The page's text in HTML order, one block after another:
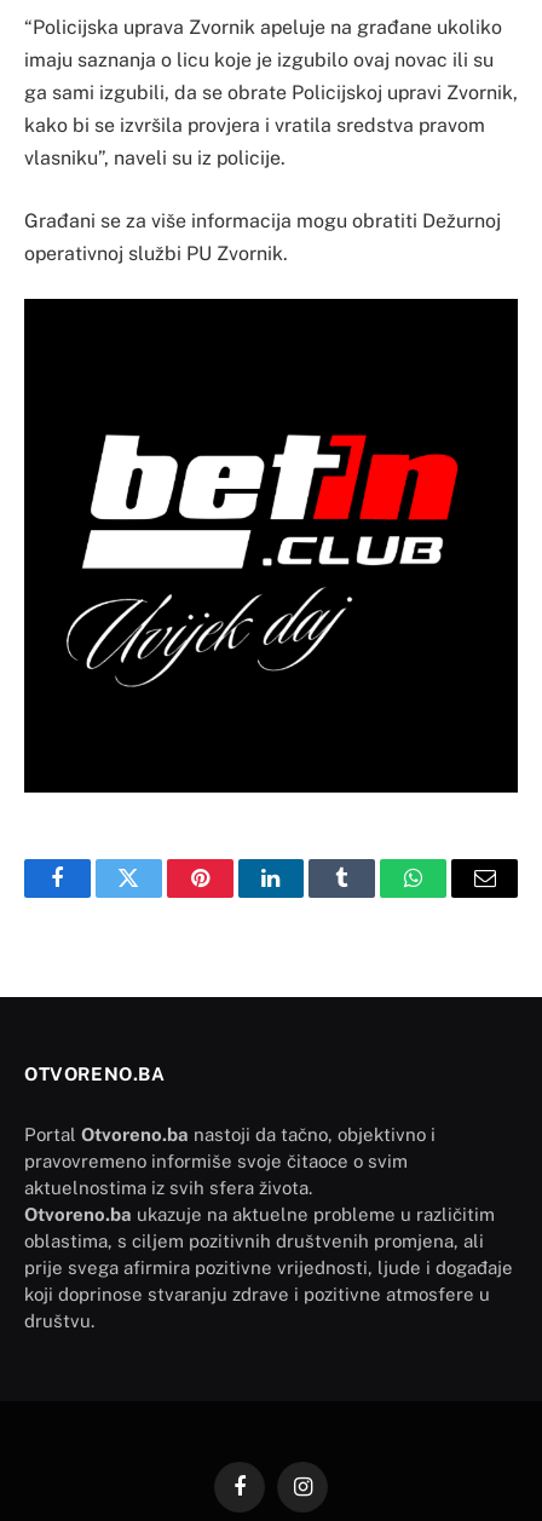
“Policijska uprava Zvornik apeluje na građane ukoliko
imaju saznanja o licu koje je izgubilo ovaj novac ili su
ga sami izgubili, da se obrate Policijskoj upravi Zvornik,
kako bi se izvršila provjera i vratila sredstva pravom
vlasniku”, naveli su iz policije.
Građani se za više informacija mogu obratiti Dežurnoj
operativnoj službi PU Zvornik.
FacebookTwitter PinterestLinkedInTumblr WhatsAppEmail
OTVORENO.BA
Portal Otvoreno.ba nastoji da tačno, objektivno i
pravovremeno informiše svoje čitaoce o svim
aktuelnostima iz svih sfera života.
Otvoreno.ba ukazuje na aktuelne probleme u različitim
oblastima, s ciljem pozitivnih društvenih promjena, ali
prije svega afirmira pozitivne vrijednosti, ljude i događaje
koji doprinose stvaranju zdrave i pozitivne atmosfere u
društvu.
FacebookInstagram